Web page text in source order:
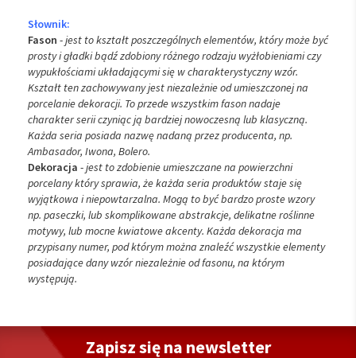
Słownik:
Fason -jest to kształt poszczególnych elementów, który może być
prosty i gładki bądź zdobiony różnego rodzaju wyżłobieniami czy
wypukłościami układającymi się w charakterystyczny wzór.
Kształt ten zachowywany jest niezależnie od umieszczonej na
porcelanie dekoracji. To przede wszystkim fason nadaje
charakter serii czyniąc ją bardziej nowoczesną lub klasyczną.
Każda seria posiada nazwę nadaną przez producenta, np.
Ambasador, Iwona, Bolero.
Dekoracja -jest to zdobienie umieszczane na powierzchni
porcelany który sprawia, że każda seria produktów staje się
wyjątkowa i niepowtarzalna. Mogą to być bardzo proste wzory
np. paseczki, lub skomplikowane abstrakcje, delikatne roślinne
motywy, lub mocne kwiatowe akcenty. Każda dekoracja ma
przypisany numer, pod którym można znaleźć wszystkie elementy
posiadające dany wzór niezależnie od fasonu, na którym
występują.
Zapisz się na newsletter